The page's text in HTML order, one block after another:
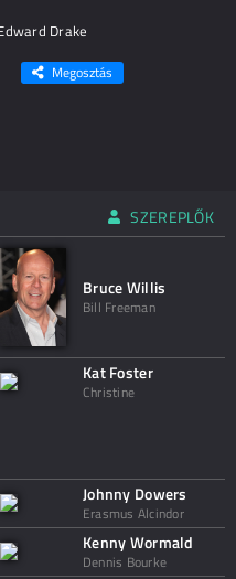
Drake
Megosztás
SZEREPLŐK
Bruce Willis
Bill Freeman
Kat Foster
Christine
Johnny Dowers
Erasmus Alcindor
Kenny Wormald
Dennis Bourke